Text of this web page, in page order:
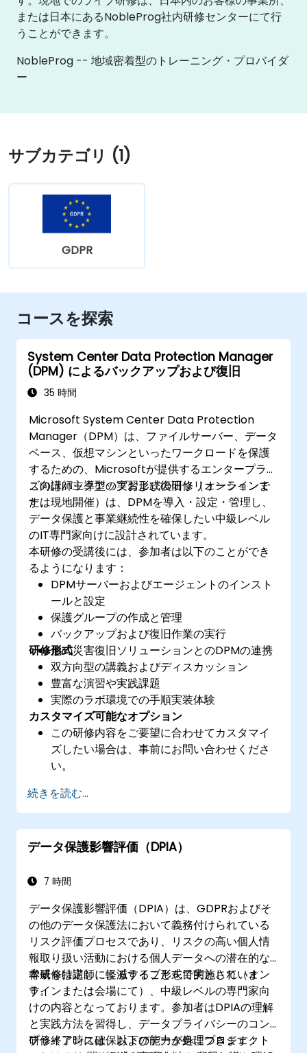
または日本にあるNobleProg社内研修センターにて行
うことができます。
NobleProg -- 地域密着型のトレーニング・プロバイダ
ー
サブカテゴリ (1)
GDPR
コースを探索
System Center Data Protection Manager
(DPM) によるバックアップおよび復旧
35 時間
Microsoft System Center Data Protection
Manager（DPM）は、ファイルサーバー、データ
ベース、仮想マシンといったワークロードを保護
するための、Microsoftが提供するエンタープライ
ズ向けバックアップおよび復旧ソリューションで
す。
この講師主導型の実習形式の研修（オンラインま
たは現地開催）は、DPMを導入・設定・管理し、
データ保護と事業継続性を確保したい中級レベル
のIT専門家向けに設計されています。
本研修の受講後には、参加者は以下のことができ
るようになります：
DPMサーバーおよびエージェントのインスト
ールと設定
保護グループの作成と管理
バックアップおよび復旧作業の実行
他の災害復旧ソリューションとのDPMの連携
研修形式
双方向型の講義およびディスカッション
豊富な演習や実践課題
実際のラボ環境での手順実装体験
カスタマイズ可能なオプション
この研修内容をご要望に合わせてカスタマイ
ズしたい場合は、事前にお問い合わせくださ
い。
続きを読む...
データ保護影響評価（DPIA）
7 時間
データ保護影響評価（DPIA）は、GDPRおよびそ
の他のデータ保護法において義務付けられている
リスク評価プロセスであり、リスクの高い個人情
報取り扱い活動における個人データへの潜在的な
脅威を特定し、軽減することを目的としていま
す。
本研修は講師によるライブ形式で実施され（オン
ラインまたは会場にて）、中級レベルの専門家向
けの内容となっております。参加者はDPIAの理解
と実践方法を習得し、データプライバシーのコン
プライアンス確保およびデータ処理プロジェクト
研修終了時には、以下の能力が身につきます：